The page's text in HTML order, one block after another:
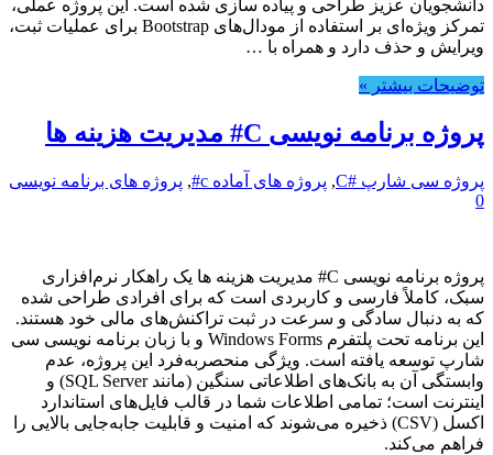
دانشجویان عزیز طراحی و پیاده سازی شده است. این پروژه عملی،
تمرکز ویژه‌ای بر استفاده از مودال‌های Bootstrap برای عملیات ثبت،
ویرایش و حذف دارد و همراه با …
توضیحات بیشتر »
پروژه برنامه نویسی C# مدیریت هزینه ها
پروژه سی شارپ #C , پروژه های آماده c# , پروژه های برنامه نویسی
0
پروژه برنامه نویسی C# مدیریت هزینه ها یک راهکار نرم‌افزاری
سبک، کاملاً فارسی و کاربردی است که برای افرادی طراحی شده
که به دنبال سادگی و سرعت در ثبت تراکنش‌های مالی خود هستند.
این برنامه تحت پلتفرم Windows Forms و با زبان برنامه نویسی سی
شارپ توسعه یافته است. ویژگی منحصربه‌فرد این پروژه، عدم
وابستگی آن به بانک‌های اطلاعاتی سنگین (مانند SQL Server) و
اینترنت است؛ تمامی اطلاعات شما در قالب فایل‌های استاندارد
اکسل (CSV) ذخیره می‌شوند که امنیت و قابلیت جابه‌جایی بالایی را
فراهم می‌کند.